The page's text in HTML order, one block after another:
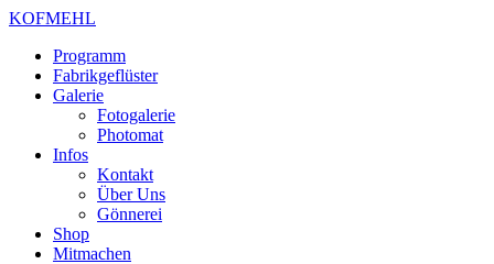
KOFMEHL
Programm
Fabrikgeflüster
Galerie
Fotogalerie
Photomat
Infos
Kontakt
Über Uns
Gönnerei
Shop
Mitmachen